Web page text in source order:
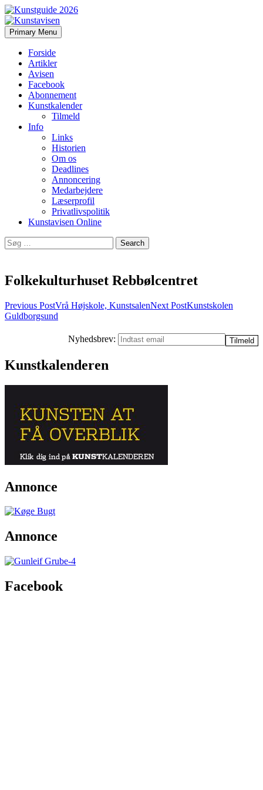
Kunstavisen
Search
Primary Menu Skip
to
Forside
Artikler
Avisen
Facebook
Abonnement
Kunstkalender
Tilmeld
Info
Links
Historien
Om os
Deadlines
Annoncering
Medarbejdere
Læserprofil
Privatlivspolitik
Kunstavisen Online
Search
for:
Folkekulturhuset Rebbølcentret
Post
navigation
Previous PostVrå Højskole, KunstsalenNext PostKunstskolen
Guldborgsund
Nyhedsbrev:
Kunstkalenderen
Annonce
Annonce
Facebook